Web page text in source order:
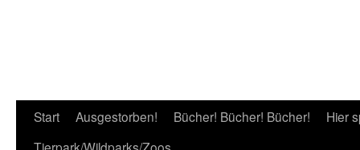
Start Ausgestorben! Bücher! Bücher! Bücher!
Hier